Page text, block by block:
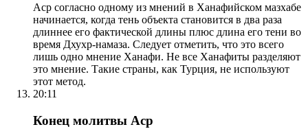
Аср согласно одному из мнений в Ханафийском мазхабе
начинается, когда тень объекта становится в два раза
длиннее его фактической длины плюс длина его тени во
время Дхухр-намаза. Следует отметить, что это всего
лишь одно мнение Ханафи. Не все Ханафиты разделяют
это мнение. Такие страны, как Турция, не используют
этот метод.
20:11
Конец молитвы Аср